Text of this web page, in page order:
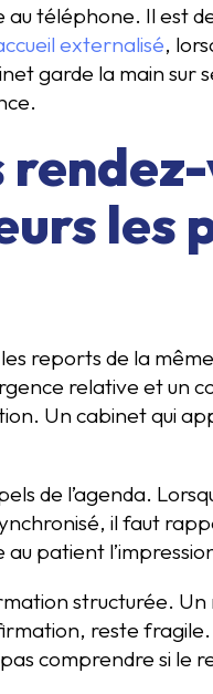
au téléphone. Il est
externalisé,
garde la main sur
les
reports de la
relative et un
Un cabinet qui
de l’agenda.
il faut
patient
structurée.
reste
comprendre si le